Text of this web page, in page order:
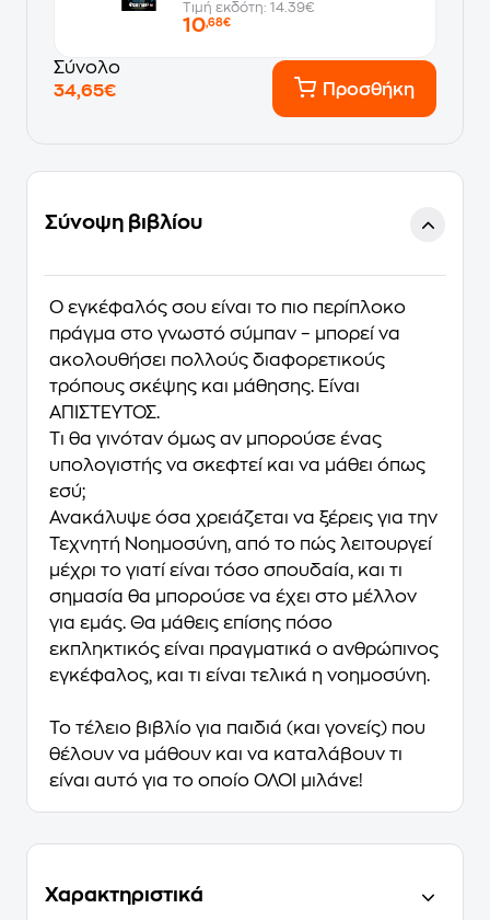
Τιμή εκδότη: 14.39€
10,68€
Σύνολο
34,65€
Προσθήκη
Σύνοψη βιβλίου
Ο εγκέφαλός σου είναι το πιο περίπλοκο
πράγμα στο γνωστό σύμπαν – μπορεί να
ακολουθήσει πολλούς διαφορετικούς
τρόπους σκέψης και μάθησης. Είναι
ΑΠΙΣΤΕΥΤΟΣ.
Τι θα γινόταν όμως αν μπορούσε ένας
υπολογιστής να σκεφτεί και να μάθει όπως
εσύ;
Ανακάλυψε όσα χρειάζεται να ξέρεις για την
Τεχνητή Νοημοσύνη, από το πώς λειτουργεί
μέχρι το γιατί είναι τόσο σπουδαία, και τι
σημασία θα μπορούσε να έχει στο μέλλον
για εμάς. Θα μάθεις επίσης πόσο
εκπληκτικός είναι πραγματικά ο ανθρώπινος
εγκέφαλος, και τι είναι τελικά η νοημοσύνη.
Το τέλειο βιβλίο για παιδιά (και γονείς) που
θέλουν να μάθουν και να καταλάβουν τι
είναι αυτό για το οποίο ΟΛΟΙ μιλάνε!
Χαρακτηριστικά